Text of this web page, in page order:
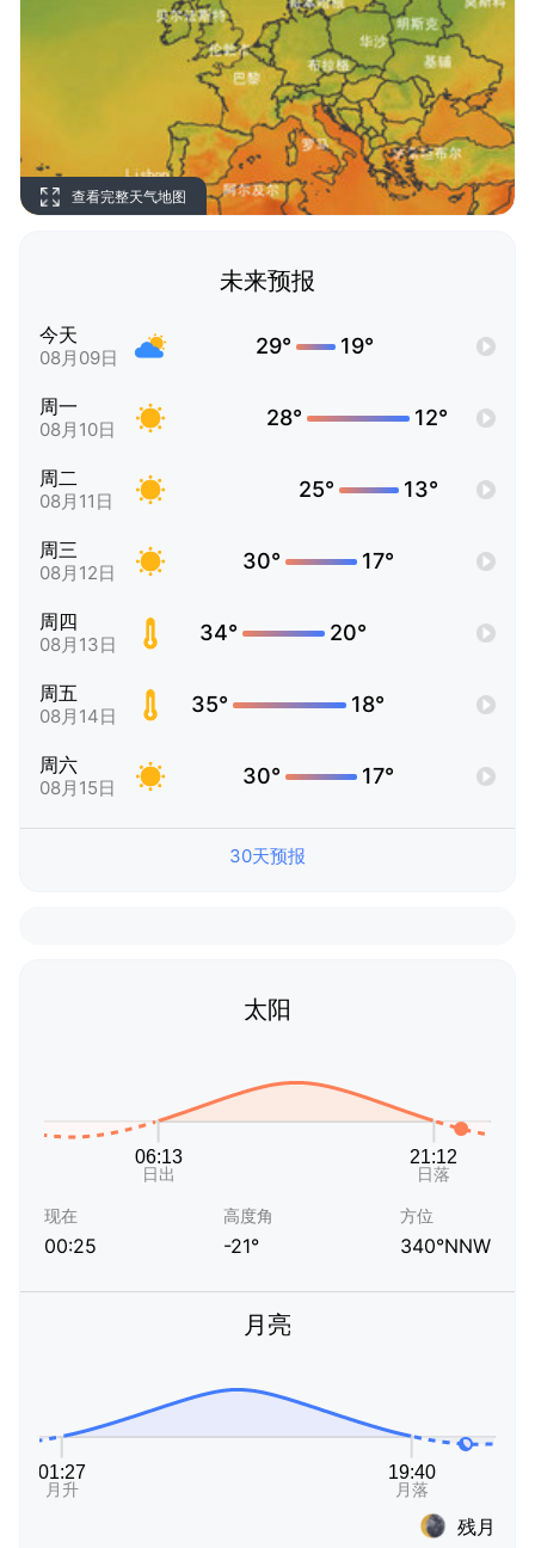
查看完整天气地图
未来预报
今天
08月09日 29° 19°
周一
08月10日 28° 12°
周二
08月11日 25° 13°
周三
08月12日 30° 17°
周四
08月13日 34° 20°
周五
08月14日 35° 18°
周六
08月15日 30° 17°
30天预报
太阳
现在
00:25
高度角
-21°
方位
340°NNW
月亮
残月